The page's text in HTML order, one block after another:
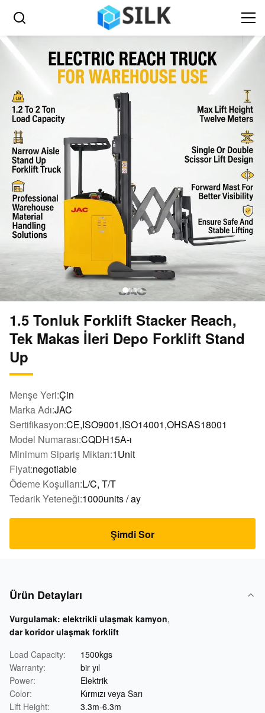
1.5 Tonluk Forklift Stacker Reach,
Tek Makas İleri Depo Forklift Stand
Up
Menşe Yeri:Çin
Marka Adı:JAC
Sertifikasyon:CE,ISO9001,ISO14001,OHSAS18001
Model Numarası:CQDH15A-ı
Minimum Sipariş Miktarı:1Unit
Fiyat:negotiable
Ödeme Koşulları:L/C, T/T
Tedarik Yeteneği:1000units / ay
Şimdi Sor
Ürün Detayları
Vurgulamak: elektrikli ulaşmak kamyon,
dar koridor ulaşmak forklift
Load Capacity:
1500kgs
Warranty:
bir yıl
Power:
Elektrik
Color:
Kırmızı veya Sarı
Lift Height:
3.3m-6.3m